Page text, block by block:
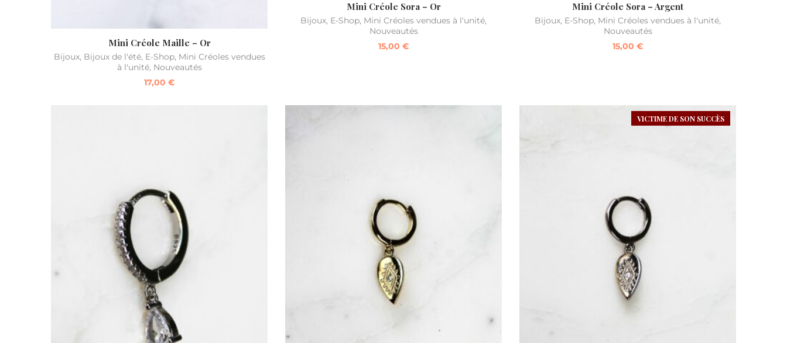
Mini Créole Maille – Or
Bijoux, Bijoux de l'été, E-Shop, Mini Créoles vendues
à l'unité, Nouveautés
17,00 €
Mini Créole Sora – Or
Bijoux, E-Shop, Mini Créoles vendues à l'unité,
Nouveautés
15,00 €
Mini Créole Sora – Argent
Bijoux, E-Shop, Mini Créoles vendues à l'unité,
Nouveautés
15,00 €
VICTIME DE SON SUCCÈS